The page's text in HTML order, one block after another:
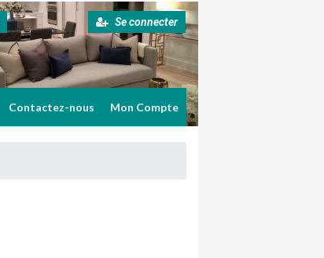
Se connecter
Contactez-nous Mon Compte